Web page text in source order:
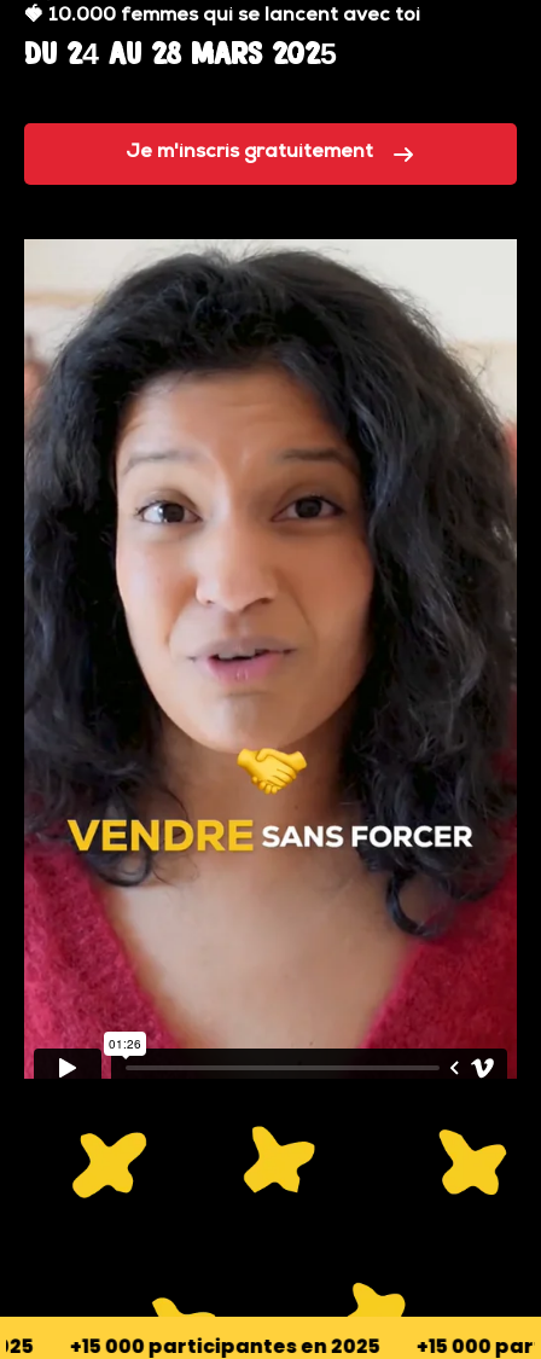
🍓 10.000 femmes qui se lancent avec toi
Du 24 au 28 Mars 2025
Je m'inscris gratuitement
en 2025 +15 000 participantes en 2025